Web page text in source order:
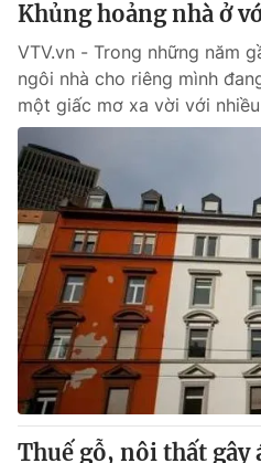
Khủng hoảng nhà ở
VTV.vn - Trong những năm
ngôi nhà cho riêng mình
một giấc mơ xa vời với
Thuế gỗ, nội thất gây